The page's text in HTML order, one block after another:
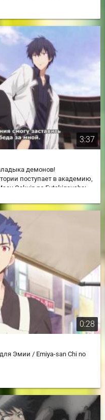
3:37
демонов!
поступает в академию,
Gakuin no Futekigousha:
shite Shison-tachi no Gakkou e
0:28
Эмии / Emiya-san Chi no